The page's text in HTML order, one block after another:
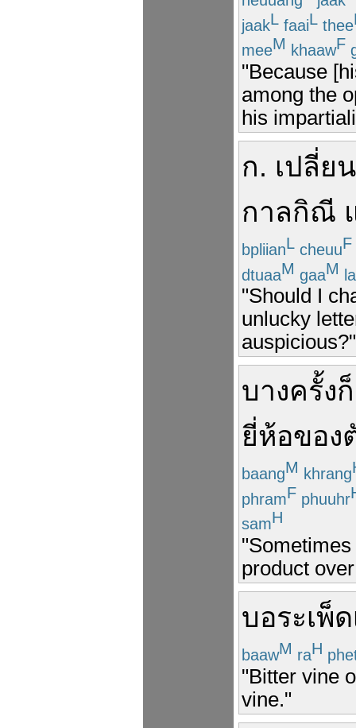
jaakL faaiL thee
meeM khaawF
"Because
among the
his
ก. เปลี่ยน
กาลกิณี
bpliianL cheuuF
dtuaaM gaaM la
"Should I
unlucky
auspicious?"
บางครั้งก็
ยี่ห้อของ
baangM khrang
phramF phuuhr
samH
product
บอระเพ็ด
baawM raH
"Bitter vine
vine."